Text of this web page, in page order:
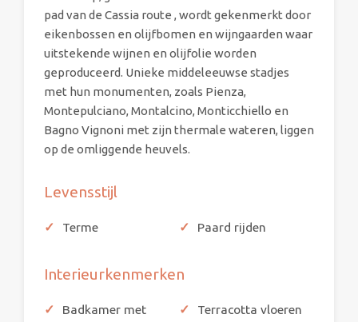
pad van de Cassia route , wordt gekenmerkt door
eikenbossen en olijfbomen en wijngaarden waar
uitstekende wijnen en olijfolie worden
geproduceerd. Unieke middeleeuwse stadjes
met hun monumenten, zoals Pienza,
Montepulciano, Montalcino, Monticchiello en
Bagno Vignoni met zijn thermale wateren, liggen
op de omliggende heuvels.
Levensstijl
Terme Paard rijden
Interieurkenmerken
Badkamer met
Terracotta vloeren